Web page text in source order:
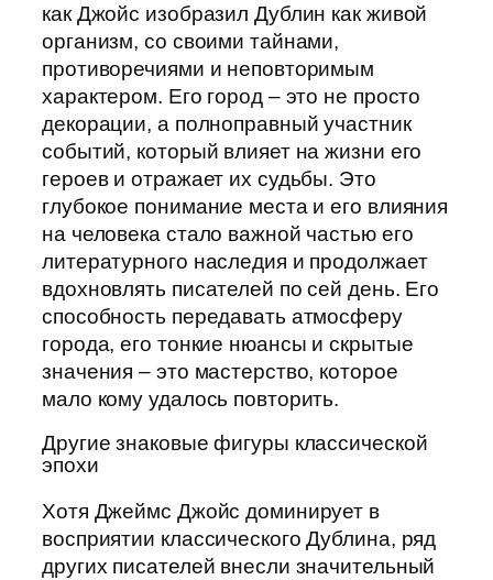
как Джойс изобразил Дублин как живой
организм, со своими тайнами,
противоречиями и неповторимым
характером. Его город – это не просто
декорации, а полноправный участник
событий, который влияет на жизни его
героев и отражает их судьбы. Это
глубокое понимание места и его влияния
на человека стало важной частью его
литературного наследия и продолжает
вдохновлять писателей по сей день. Его
способность передавать атмосферу
города, его тонкие нюансы и скрытые
значения – это мастерство, которое
мало кому удалось повторить.
Другие знаковые фигуры классической
эпохи
Хотя Джеймс Джойс доминирует в
восприятии классического Дублина, ряд
других писателей внесли значительный